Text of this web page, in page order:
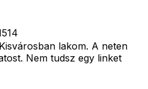
lakom. A neten
Nem tudsz egy linket